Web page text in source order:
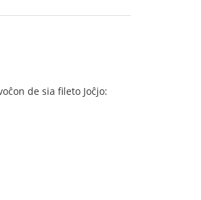
de sia fileto Joĉjo: